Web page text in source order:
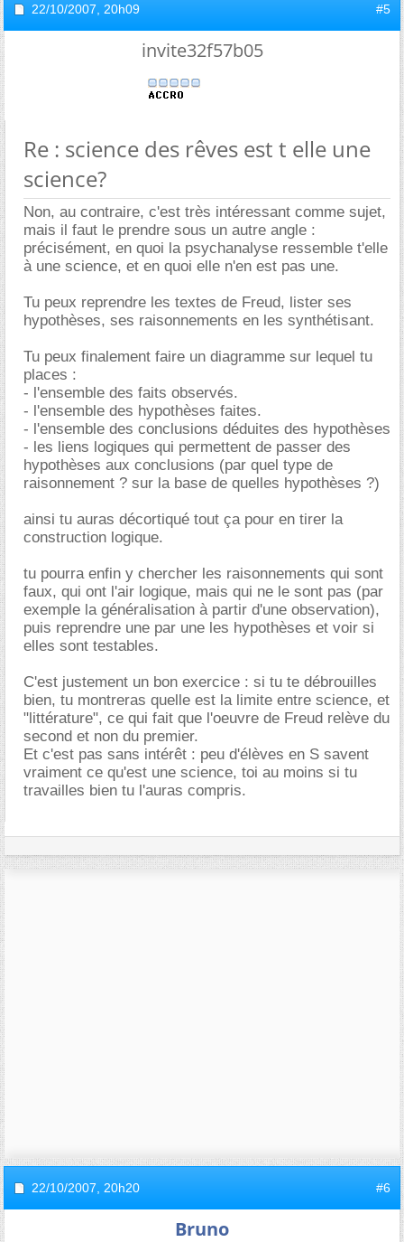
22/10/2007, 20h09 #5
invite32f57b05
Re : science des rêves est t elle une
science?
Non, au contraire, c'est très intéressant comme sujet,
mais il faut le prendre sous un autre angle :
précisément, en quoi la psychanalyse ressemble t'elle
à une science, et en quoi elle n'en est pas une.
Tu peux reprendre les textes de Freud, lister ses
hypothèses, ses raisonnements en les synthétisant.
Tu peux finalement faire un diagramme sur lequel tu
places :
- l'ensemble des faits observés.
- l'ensemble des hypothèses faites.
- l'ensemble des conclusions déduites des hypothèses
- les liens logiques qui permettent de passer des
hypothèses aux conclusions (par quel type de
raisonnement ? sur la base de quelles hypothèses ?)
ainsi tu auras décortiqué tout ça pour en tirer la
construction logique.
tu pourra enfin y chercher les raisonnements qui sont
faux, qui ont l'air logique, mais qui ne le sont pas (par
exemple la généralisation à partir d'une observation),
puis reprendre une par une les hypothèses et voir si
elles sont testables.
C'est justement un bon exercice : si tu te débrouilles
bien, tu montreras quelle est la limite entre science, et
"littérature", ce qui fait que l'oeuvre de Freud relève du
second et non du premier.
Et c'est pas sans intérêt : peu d'élèves en S savent
vraiment ce qu'est une science, toi au moins si tu
travailles bien tu l'auras compris.
22/10/2007, 20h20 #6
Bruno